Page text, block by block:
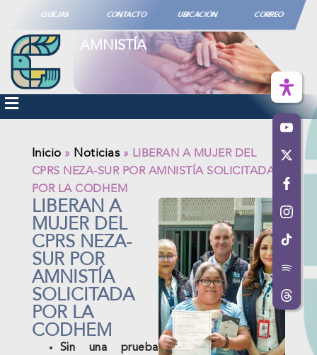
QUEJAS CONTACTO UBICACIÓN CORREO
AMNISTÍA
Inicio » Noticias» LIBERAN A MUJER DEL
CPRS NEZA-SUR POR AMNISTÍA SOLICITADA
POR LA CODHEM
LIBERAN A
MUJER DEL
CPRS NEZA-
SUR POR
AMNISTÍA
SOLICITADA
POR LA
CODHEM
Sin una prueba